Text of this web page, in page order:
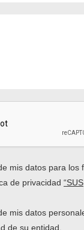
mis datos para los
de privacidad “SUS
mis datos
de su entidad.